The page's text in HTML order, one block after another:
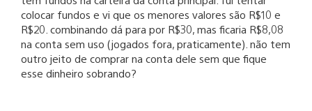
colocar fundos e vi que os menores valores são R$10 e
R$20. combinando dá para por R$30, mas ficaria R$8,08
na conta sem uso (jogados fora, praticamente). não tem
outro jeito de comprar na conta dele sem que fique
esse dinheiro sobrando?